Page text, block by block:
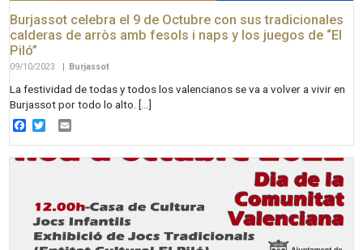
Burjassot celebra el 9 de Octubre con sus tradicionales
calderas de arròs amb fesols i naps y los juegos de “El
Piló”
09/10/2023 | Burjassot
La festividad de todas y todos los valencianos se va a volver a vivir en
Burjassot por todo lo alto. […]
Facebook
Twitter